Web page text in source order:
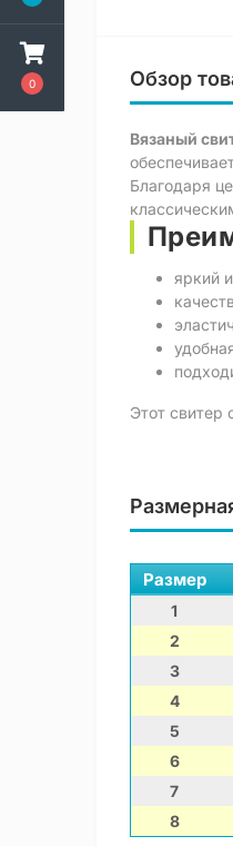
0 Обзор
Вязаный
Благодаря
яркий
Этот свитер
Размер
1
2
3
4
5
6
7
8